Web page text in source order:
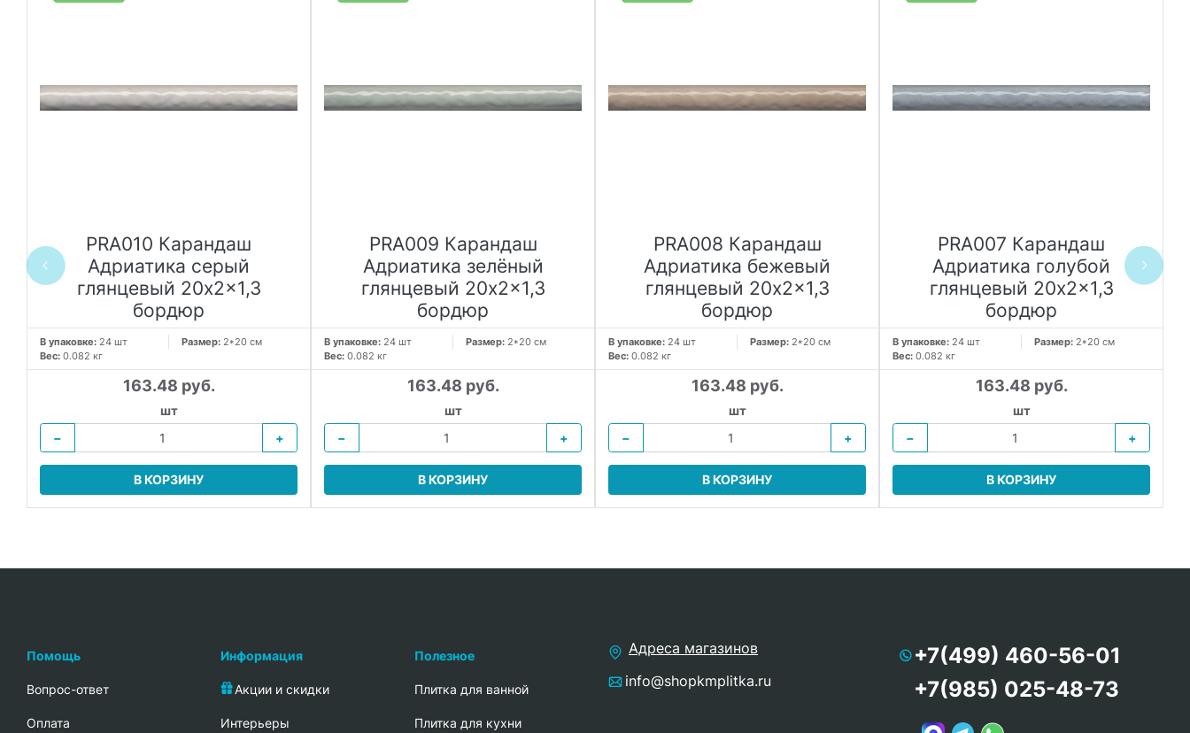
PRA010 Карандаш
Адриатика серый
глянцевый 20x2x1,3
бордюр
В упаковке: 24 шт Размер: 2*20 см
Вес: 0.082 кг
163.48 руб.
шт
−
+
В КОРЗИНУ
PRA009 Карандаш
Адриатика зелёный
глянцевый 20x2x1,3
бордюр
В упаковке: 24 шт Размер: 2*20 см
Вес: 0.082 кг
163.48 руб.
шт
−
+
В КОРЗИНУ
PRA008 Карандаш
Адриатика бежевый
глянцевый 20x2x1,3
бордюр
В упаковке: 24 шт Размер: 2*20 см
Вес: 0.082 кг
163.48 руб.
шт
−
+
В КОРЗИНУ
PRA007 Карандаш
Адриатика голубой
глянцевый 20x2x1,3
бордюр
В упаковке: 24 шт Размер: 2*20 см
Вес: 0.082 кг
163.48 руб.
шт
−
+
В КОРЗИНУ
Помощь
Вопрос-ответ
Oплата
Информация
Акции и скидки
Интерьеры
Полезное
Плитка для ванной
Плитка для кухни
Адреса магазинов
info@shopkmplitka.ru
+7(499) 460-56-01
+7(985) 025-48-73